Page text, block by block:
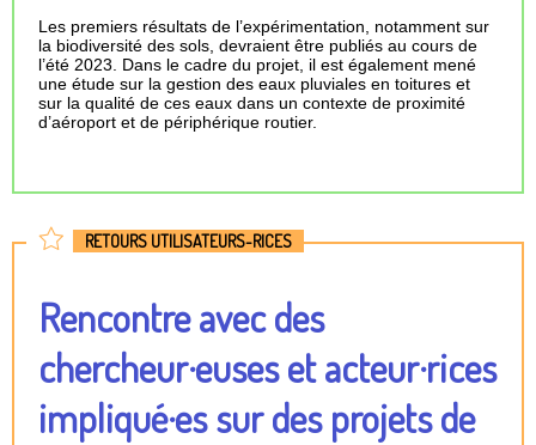
Les premiers résultats de l’expérimentation, notamment sur
la biodiversité des sols, devraient être publiés au cours de
l’été 2023. Dans le cadre du projet, il est également mené
une étude sur la gestion des eaux pluviales en toitures et
sur la qualité de ces eaux dans un contexte de proximité
d’aéroport et de périphérique routier.
RETOURS UTILISATEURS-RICES
Rencontre avec des
chercheur·euses et acteur·rices
impliqué·es sur des projets de